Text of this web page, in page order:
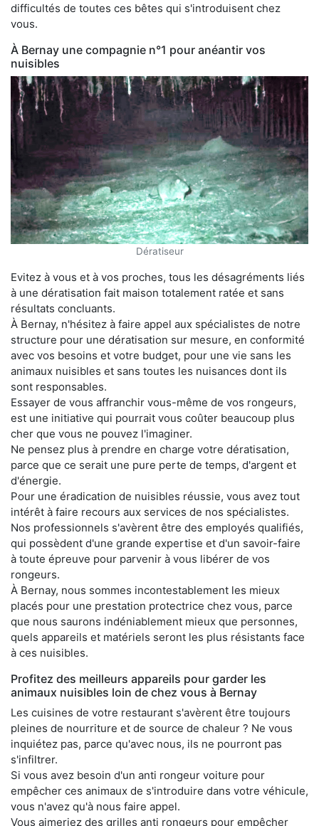
difficultés de toutes ces bêtes qui s'introduisent chez
vous.
À Bernay une compagnie n°1 pour anéantir vos
nuisibles
Dératiseur
Evitez à vous et à vos proches, tous les désagréments liés
à une dératisation fait maison totalement ratée et sans
résultats concluants.
À Bernay, n'hésitez à faire appel aux spécialistes de notre
structure pour une dératisation sur mesure, en conformité
avec vos besoins et votre budget, pour une vie sans les
animaux nuisibles et sans toutes les nuisances dont ils
sont responsables.
Essayer de vous affranchir vous-même de vos rongeurs,
est une initiative qui pourrait vous coûter beaucoup plus
cher que vous ne pouvez l'imaginer.
Ne pensez plus à prendre en charge votre dératisation,
parce que ce serait une pure perte de temps, d'argent et
d'énergie.
Pour une éradication de nuisibles réussie, vous avez tout
intérêt à faire recours aux services de nos spécialistes.
Nos professionnels s'avèrent être des employés qualifiés,
qui possèdent d'une grande expertise et d'un savoir-faire
à toute épreuve pour parvenir à vous libérer de vos
rongeurs.
À Bernay, nous sommes incontestablement les mieux
placés pour une prestation protectrice chez vous, parce
que nous saurons indéniablement mieux que personnes,
quels appareils et matériels seront les plus résistants face
à ces nuisibles.
Profitez des meilleurs appareils pour garder les
animaux nuisibles loin de chez vous à Bernay
Les cuisines de votre restaurant s'avèrent être toujours
pleines de nourriture et de source de chaleur ? Ne vous
inquiétez pas, parce qu'avec nous, ils ne pourront pas
s'infiltrer.
Si vous avez besoin d'un anti rongeur voiture pour
empêcher ces animaux de s'introduire dans votre véhicule,
vous n'avez qu'à nous faire appel.
Vous aimeriez des grilles anti rongeurs pour empêcher